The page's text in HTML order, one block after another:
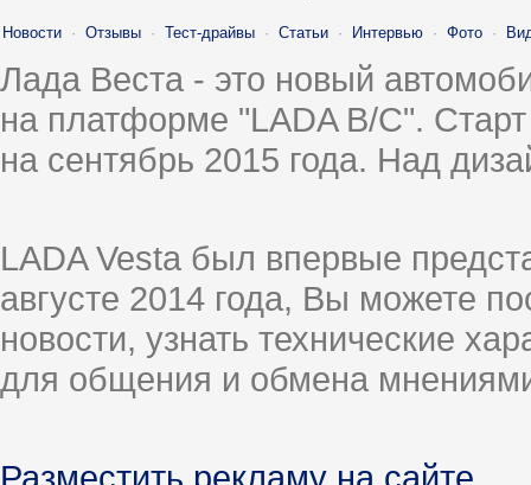
Новости · Отзывы · Тест-драйвы · Статьи · Интервью · Фото ·
Лада Веста - это новый
на платформе "LADA B/C".
на сентябрь 2015 года. Над
LADA Vesta был впервые
августе 2014 года, Вы можете
новости, узнать технические
для общения и обмена